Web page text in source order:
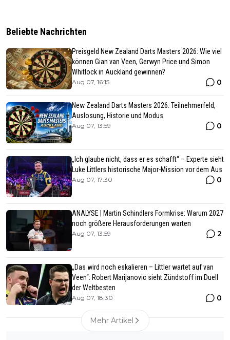
Beliebte Nachrichten
Preisgeld New Zealand Darts Masters 2026: Wie viel
können Gian van Veen, Gerwyn Price und Simon
Whitlock in Auckland gewinnen?
Aug 07, 16:15 0
New Zealand Darts Masters 2026: Teilnehmerfeld,
Auslosung, Historie und Modus
Aug 07, 13:59 0
„Ich glaube nicht, dass er es schafft“ – Experte sieht
Luke Littlers historische Major-Mission vor dem Aus
Aug 07, 17:30 0
ANALYSE | Martin Schindlers Formkrise: Warum 2027
noch größere Herausforderungen warten
Aug 07, 13:59 2
„Das wird noch eskalieren – Littler wartet auf van
Veen“: Robert Marijanovic sieht Zündstoff im Duell
der Weltbesten
Aug 07, 18:30 0
Mehr Artikel